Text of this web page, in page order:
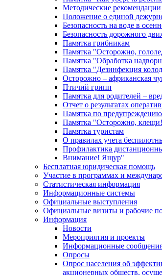
Методические
Положение о единой
Безопасность на воде в
Безопасность дорожного
Памятка грибникам
Памятка "Осторожно,
Памятка "Обработка
Памятка "Дезинфекция
Осторожно – африканская
Птичий грипп
Памятка для родителей –
Отчет о результатах
Памятка по
Памятка "Осторожно,
Памятка туристам
О правилах учета
Профилактика
Внимание! Ящур"
Бесплатная юридическая помощь
Участие в программах и
Статистическая информация
Информационные системы
Официальные выступления
Официальные визиты и рабочие
Информация
Новости
Мероприятия и проекты
Информационные
Опросы
Опрос населения об
акционерных обществ,